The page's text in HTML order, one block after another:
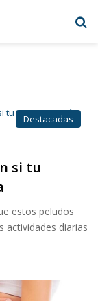
Destacadas
si tu
estos peludos
actividades diarias